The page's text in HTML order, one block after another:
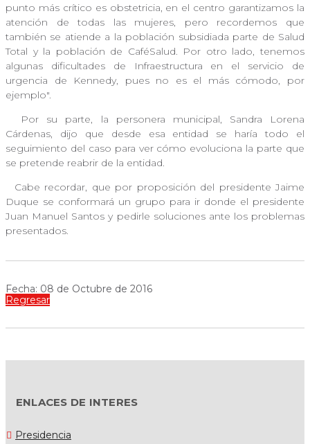
punto más crítico es obstetricia, en el centro garantizamos la
atención de todas las mujeres, pero recordemos que
también se atiende a la población subsidiada parte de Salud
Total y la población de CaféSalud. Por otro lado, tenemos
algunas dificultades de Infraestructura en el servicio de
urgencia de Kennedy, pues no es el más cómodo, por
ejemplo".
Por su parte, la personera municipal, Sandra Lorena
Cárdenas, dijo que desde esa entidad se haría todo el
seguimiento del caso para ver cómo evoluciona la parte que
se pretende reabrir de la entidad.
Cabe recordar, que por proposición del presidente Jaime
Duque se conformará un grupo para ir donde el presidente
Juan Manuel Santos y pedirle soluciones ante los problemas
presentados.
Fecha: 08 de Octubre de 2016
Regresar
ENLACES DE INTERES
Presidencia